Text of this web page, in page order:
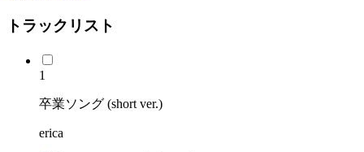
トラックリスト
1
卒業ソング (short ver.)
erica